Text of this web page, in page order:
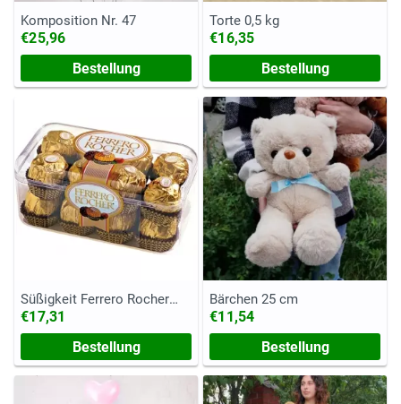
Komposition Nr. 47
€25,96
Bestellung
Torte 0,5 kg
€16,35
Bestellung
Süßigkeit Ferrero Rocher
(Kasten, 200 Gramm)
€17,31
Bestellung
Bärchen 25 cm
€11,54
Bestellung